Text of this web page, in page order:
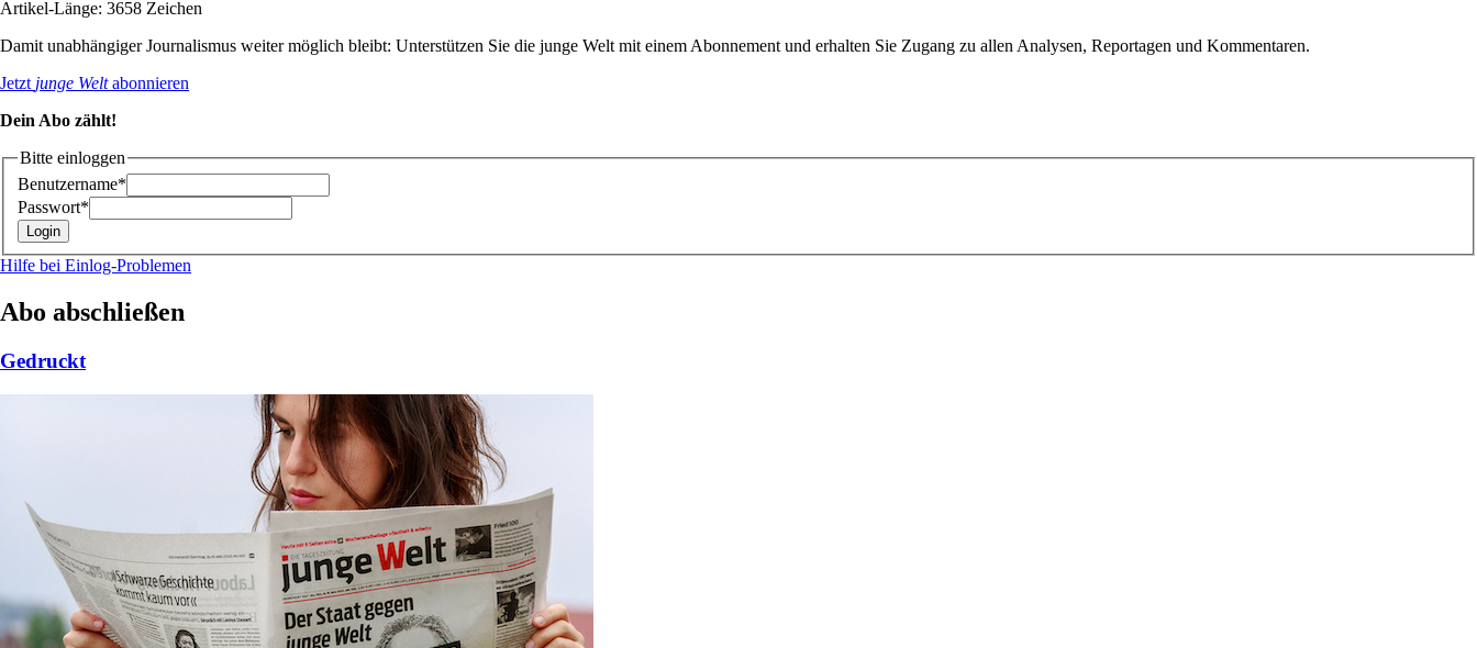
Artikel-Länge: 3658 Zeichen
Damit unabhängiger Journalismus weiter möglich bleibt: Unterstützen Sie die junge Welt mit einem Abonnement und erhalten Sie Zugang zu allen Analysen, Reportagen und Kommentaren.
Jetzt junge Weltabonnieren
Dein Abo zählt!
Bitte einloggen
Benutzername*
Passwort*
Hilfe bei Einlog-Problemen
Abo abschließen
Gedruckt